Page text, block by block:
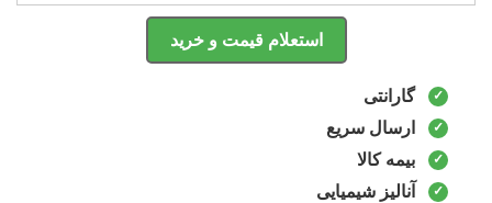
استعلام قیمت و خرید
گارانتی
ارسال سریع
بیمه کالا
آنالیز شیمیایی